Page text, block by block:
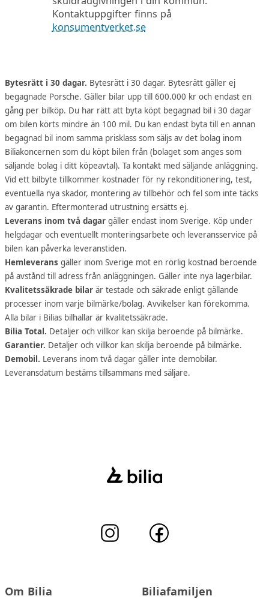
Kontaktuppgifter finns på
konsumentverket.se
Bytesrätt i 30 dagar. Bytesrätt i 30 dagar. Bytesrätt gäller ej
begagnade Porsche. Gäller bilar upp till 600.000 kr och endast en
gång per bilköp. Du har rätt att byta köpt begagnad bil i 30 dagar
om bilen körts mindre än 100 mil. Du kan endast byta till en annan
begagnad bil inom samma prisklass som säljs av det bolag inom
Biliakoncernen som du köpt bilen från (bolaget som anges som
säljande bolag i ditt köpeavtal). Ta kontakt med säljande anläggning.
Vid ett bilbyte tillkommer kostnader för ny rekonditionering, test,
eventuella nya skador, montering av tillbehör och fel som inte täcks
av garantin. Eftermonterad utrustning ersätts ej.
Leverans inom två dagar gäller endast inom Sverige. Köp under
helgdagar och eventuellt monteringsarbete och leveransservice på
bilen kan påverka leveranstiden.
Hemleverans gäller inom Sverige mot en rörlig kostnad beroende
på avstånd till adress från anläggningen. Gäller inte nya lagerbilar.
Kvalitetssäkrade bilar är testade och säkrade enligt gällande
processer inom varje bilmärke/bolag. Avvikelser kan förekomma.
Alla bilar i Bilias bilhallar är kvalitetssäkrade.
Bilia Total. Detaljer och villkor kan skilja beroende på bilmärke.
Garantier. Detaljer och villkor kan skilja beroende på bilmärke.
Demobil. Leverans inom två dagar gäller inte demobilar.
Leveransdatum bestäms tillsammans med säljare.
Om Bilia Biliafamiljen